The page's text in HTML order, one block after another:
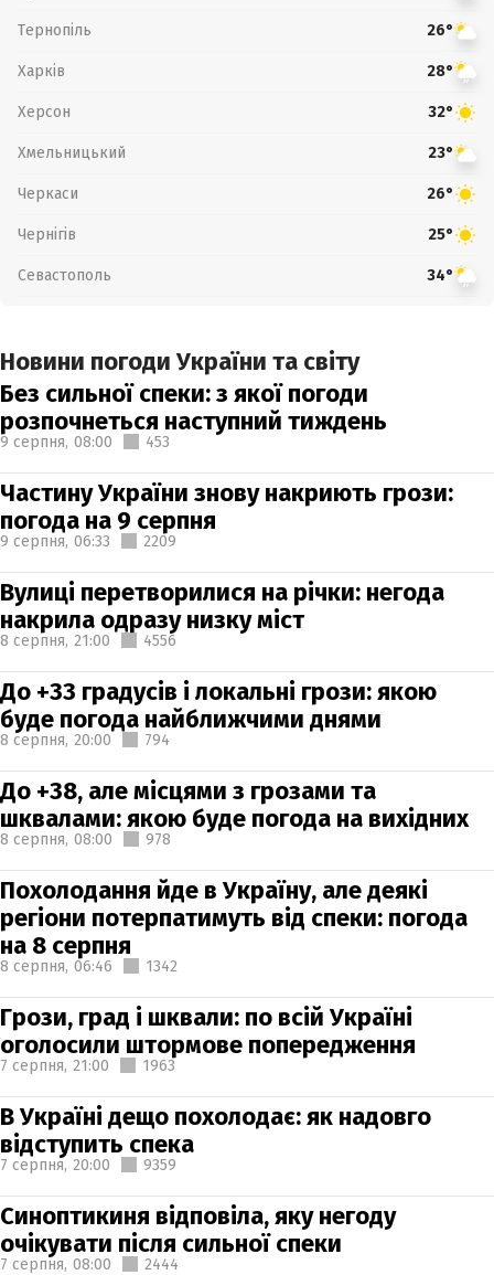
Тернопіль 26°
Харків 28°
Херсон 32°
Хмельницький 23°
Черкаси 26°
Чернігів 25°
Севастополь 34°
Новини погоди України та світу
Без сильної спеки: з якої погоди
розпочнеться наступний тиждень
9 серпня, 08:00 453
Частину України знову накриють грози:
погода на 9 серпня
9 серпня, 06:33 2209
Вулиці перетворилися на річки: негода
накрила одразу низку міст
8 серпня, 21:00 4556
До +33 градусів і локальні грози: якою
буде погода найближчими днями
8 серпня, 20:00 794
До +38, але місцями з грозами та
шквалами: якою буде погода на вихідних
8 серпня, 08:00 978
Похолодання йде в Україну, але деякі
регіони потерпатимуть від спеки: погода
на 8 серпня
8 серпня, 06:46 1342
Грози, град і шквали: по всій Україні
оголосили штормове попередження
7 серпня, 21:00 1963
В Україні дещо похолодає: як надовго
відступить спека
7 серпня, 20:00 9359
Синоптикиня відповіла, яку негоду
очікувати після сильної спеки
7 серпня, 08:00 2444